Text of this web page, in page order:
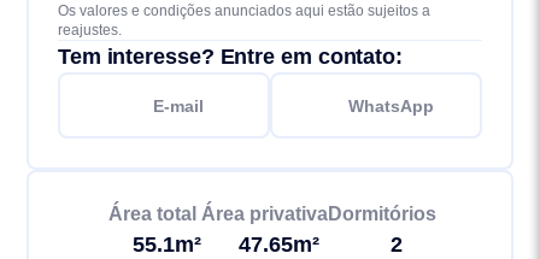
Os valores e condições anunciados aqui estão sujeitos a
reajustes.
Tem interesse? Entre em contato:
E-mail WhatsApp
Área total
55.1m²
Área privativa
47.65m²
Dormitórios
2